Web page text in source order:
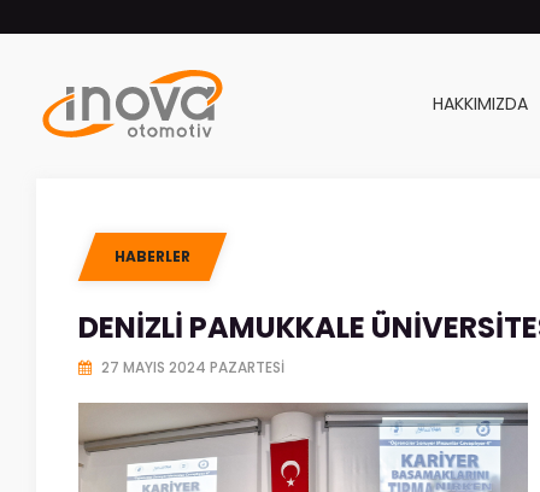
HAKKIMIZDA
HABERLER
DENIZLI PAMUKKALE
27 MAYIS 2024 PAZARTESI